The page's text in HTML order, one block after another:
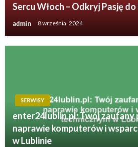
Sercu Włoch – Odkryj Pasję
admin 8 września, 2024
SERWISY
enter24lublin.pl: Twój zaufany
naprawie komputerów i
w Lublinie